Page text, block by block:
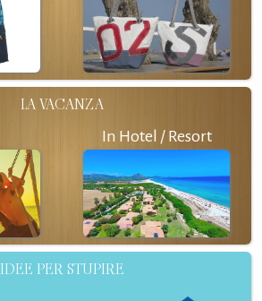
LA VACANZA
In Hotel / Resort
IDEE PER STUPIRE